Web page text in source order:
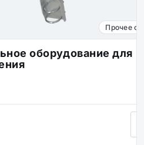
Прочее
оборудование для